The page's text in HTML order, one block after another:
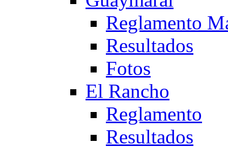
Reglamento
Resultados
Fotos
El Rancho
Reglamento
Resultados